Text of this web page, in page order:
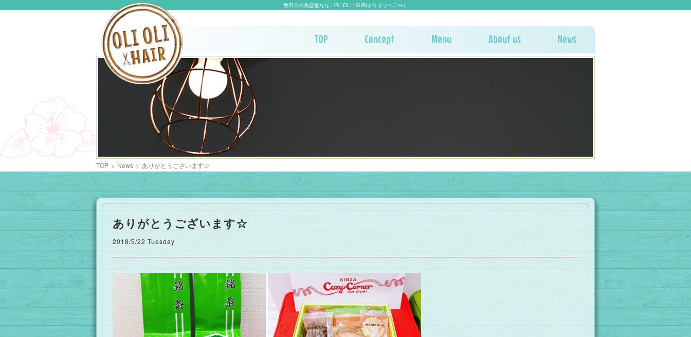
磐田市の美容室なら | OLIOLI HAIR(オリオリヘアー）
TOP Concept Menu About us News
TOP > News > ありがとうございます☆
ありがとうございます☆
2018/5/22 Tuesday